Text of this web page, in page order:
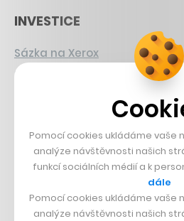
INVESTICE
Sázka na Xerox
Strnad v Pirelli
PŘÍBĚHY Z GASTRA
Boční projekt, co se zvrtnul
Francouzský šéfkuchař na
Dva golfisti, co pečou
Pomocí cookies ukládáme vaše
analýze návštěvnosti našich
funkcí sociálních médií a k
dále
Pomocí cookies ukládáme vaše
analýze návštěvnosti našich